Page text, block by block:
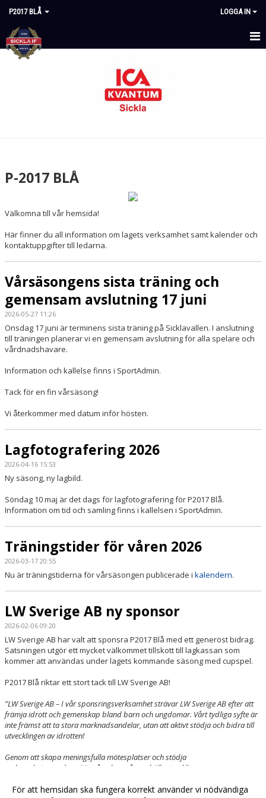
P2017 BLÅ LOGGA IN
HEM
KONTAKT
P-2017 BLÅ
Välkomna till vår hemsida!
Här finner du all information om lagets verksamhet samt kalender och
kontaktuppgifter till ledarna.
Vårsäsongens sista träning och
gemensam avslutning 17 juni
2026-05-27 11:26
Onsdag 17 juni är terminens sista träning på Sicklavallen. I anslutning
till träningen planerar vi en gemensam avslutning för alla spelare och
vårdnadshavare.
Information och kallelse finns i SportAdmin.
Tack för en fin vårsäsong!
Vi återkommer med datum inför hösten.
Lagfotografering 2026
2026-04-16 15:53
Ny säsong, ny lagbild.
Söndag 10 maj är det dags för lagfotografering för P2017 Blå.
Information om tid och samling finns i kallelsen i SportAdmin.
Träningstider för våren 2026
2026-03-17 20:55
Nu är träningstiderna för vårsäsongen publicerade i kalendern.
LW Sverige AB ny sponsor
2026-02-06 09:20
LW Sverige AB har valt att sponsra P2017 Blå med ett generöst bidrag.
Satsningen utgör ett mycket välkommet tillskott till lagkassan som
kommer att användas under lagets kommande säsong med cupspel.
P2017 Blå riktar ett stort tack till LW Sverige AB!
”LW Sverige AB – I vår sponsringsverksamhet strävar LW Sverige AB efter att
främja idrott och gemenskap bland barn och ungdomar. Vårt tydliga syfte är
inte främst att ta stora marknadsandelar, utan att aktivt stödja och bidra till
utvecklingen av idrotten!
Genom att skapa meningsfulla mötesplatser och stödja
verksamheter med positiv påverkan på samhällsutvecklingen,
För att hemsidan ska fungera korrekt använder vi nödvändiga